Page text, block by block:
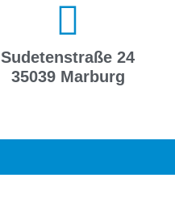
Sudetenstraße 24
35039 Marburg